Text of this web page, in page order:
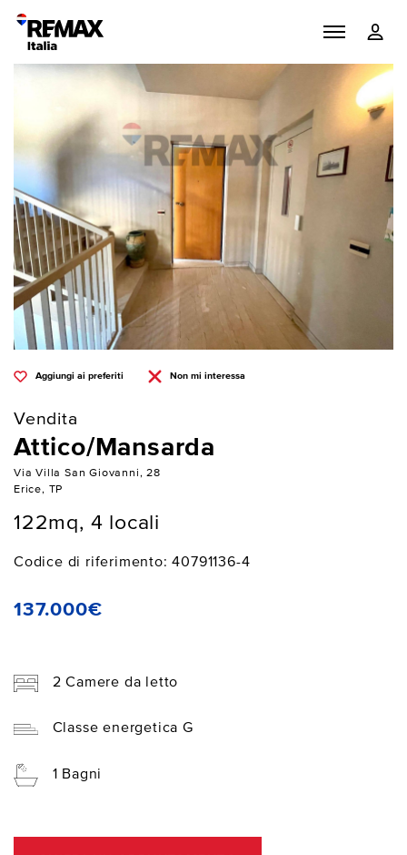
Aggiungi ai preferiti Non mi interessa
Vendita
Attico/Mansarda
Via Villa San Giovanni, 28
Erice, TP
122mq, 4 locali
Codice di riferimento: 40791136-4
137.000€
2 Camere da letto
Classe energetica G
1 Bagni